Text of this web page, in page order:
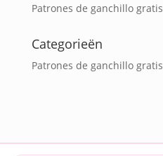
Patrones de ganchillo gratis
Categorieën
Patrones de ganchillo gratis